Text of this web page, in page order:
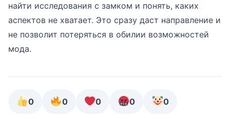
найти исследования с замком и понять, каких
аспектов не хватает. Это сразу даст направление и
не позволит потеряться в обилии возможностей
мода.
0 0 0 0 0